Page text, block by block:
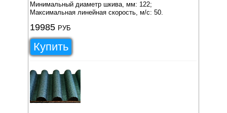
Минимальный диаметр шкива, мм: 122;
Максимальная линейная скорость, м/с: 50.
19985 РУБ
Купить